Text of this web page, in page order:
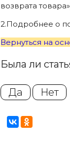
возврата
2.Подробнее о
Вернуться на
Была ли
Да Нет